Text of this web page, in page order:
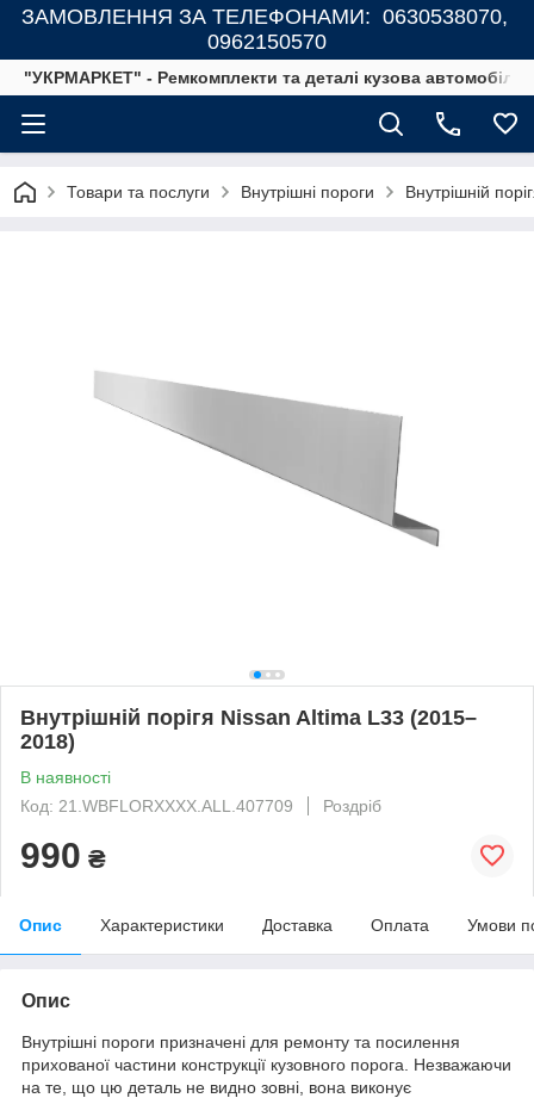
ЗАМОВЛЕННЯ ЗА ТЕЛЕФОНАМИ: 0630538070,
0962150570
"УКРМАРКЕТ" - Ремкомплекти та деталі кузова автомобілів
Товари та послуги Внутрішні пороги Внутрішній
Внутрішній порігя Nissan Altima L33 (2015–
2018)
В наявності
Код: 21.WBFLORXXXX.ALL.407709
Роздріб
990 ₴
Опис Характеристики Доставка Оплата Умови
Опис
Внутрішні пороги призначені для ремонту та посилення
прихованої частини конструкції кузовного порога. Незважаючи
на те, що цю деталь не видно зовні, вона виконує